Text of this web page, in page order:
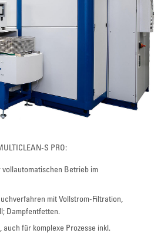
S PRO:
Betrieb im
mit Vollstrom-Filtration,
Dampfentfetten.
auch für komplexe Prozesse inkl.